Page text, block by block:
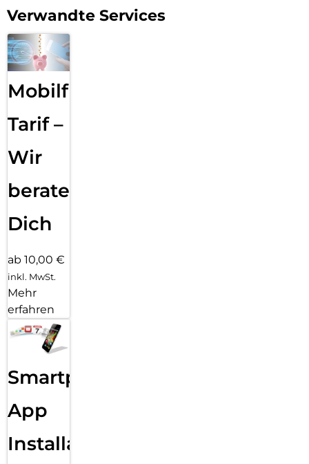
allen anderen Markenanbietern üblich, „von der Stange“ in
Asien zugekauft. Unsere Gläser sind mit 10H Härtegrad
zudem die härtesten und besten im Markt, was uns
regelmäßig durch Bestnoten und Testsiege von der
Internationalen Fachpresse attestiert wird.
Darüber hinaus ist uns Klimaschutz ein echtes Anliegen:
for-the-Planet“, die durch Aufforstungsaktionen weltweit
schädliches CO2 bindet. Unsere Verpackungen sind darüber
überflüssige Kunststoffe und Verbundmaterialien in unseren
Verwandte Services
Mobilfunk
Tarif –
Wir
beraten
Dich
ab 10,00 €
inkl. MwSt.
Mehr
erfahren
Smartphone
App
Installation